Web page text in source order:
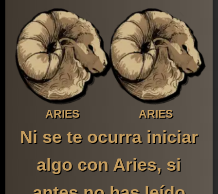
ARIES ARIES
Ni se te ocurra iniciar
algo con Aries, si